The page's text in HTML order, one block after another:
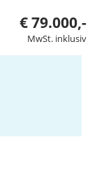
€ 79.000,-
MwSt. inklusiv